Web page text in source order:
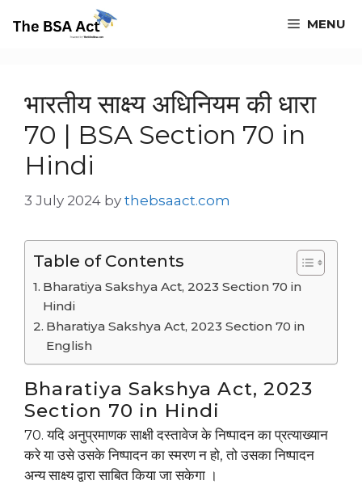
MENU
भारतीय साक्ष्य अधिनियम की धारा
70 | BSA Section 70 in
Hindi
3 July 2024 by thebsaact.com
Table of Contents
Bharatiya Sakshya Act, 2023 Section 70 in
Hindi
Bharatiya Sakshya Act, 2023 Section 70 in
English
Bharatiya Sakshya Act, 2023
Section 70 in Hindi
70. यदि अनुप्रमाणक साक्षी दस्तावेज के निष्पादन का प्रत्याख्यान
करे या उसे उसके निष्पादन का स्मरण न हो, तो उसका निष्पादन
अन्य साक्ष्य द्वारा साबित किया जा सकेगा ।